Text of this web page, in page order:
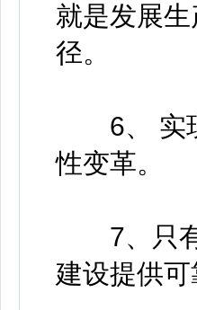
就是发展
径。
6、 实现
性变革。
7、只有
建设提供可